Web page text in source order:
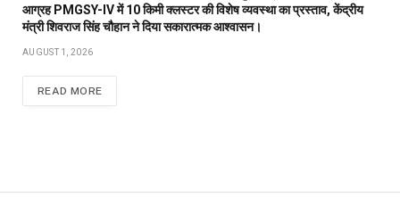
आग्रह PMGSY-IV में 10 किमी क्लस्टर की विशेष व्यवस्था का प्रस्ताव, केंद्रीय
मंत्री शिवराज सिंह चौहान ने दिया सकारात्मक आश्वासन।
AUGUST 1, 2026
READ MORE